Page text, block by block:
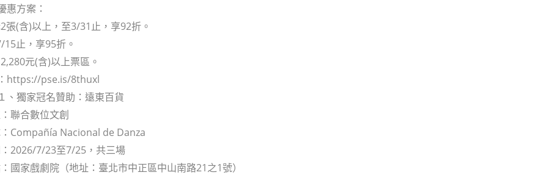
惠方案：
張(含)以上，至3/31止，享92折。
15止，享95折。
元(含)以上票區。
https://pse.is/8thuxl
、獨家冠名贊助：遠東百貨
聯合數位文創
：Compañía Nacional de Danza
2026/7/23至7/25，共三場
國家戲劇院（地址：臺北市中正區中山南路21之1號）